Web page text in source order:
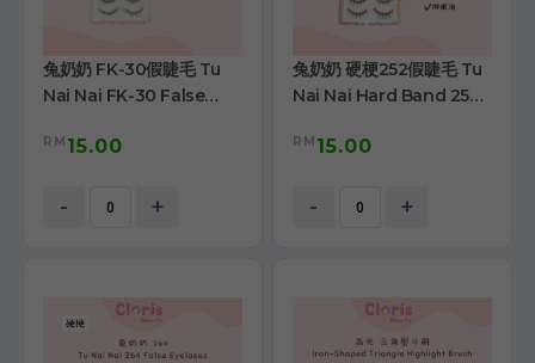
兔奶奶 FK-30假睫毛 Tu
Nai Nai FK-30 False
RM 15.00
- +
兔奶奶 硬梗252假睫毛 Tu
Nai Nai Hard Band 252
RM 15.00
- +